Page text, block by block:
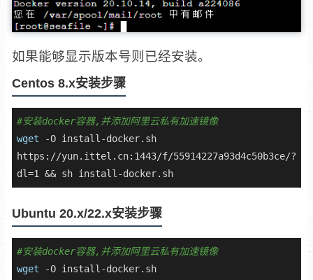
如果能够显示版本号则已经安装。
Centos 8.x安装步骤
#安装docker容器,并添加阿里云私有加速镜像
wget -O install-docker.sh
https://yun.ittel.cn:1443/f/55914227a93d4c50b3ce/?
dl=1 && sh install-docker.sh
Ubuntu 20.x/22.x安装步骤
#安装docker容器,并添加阿里云私有加速镜像
wget -O install-docker.sh